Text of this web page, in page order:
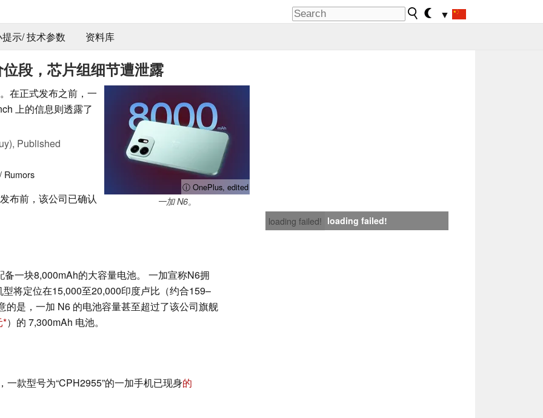
▼
示/ 技术参数
资料库
段，芯片组细节遭泄露
ⓘ OnePlus, edited
一加 N6。
在正式发布之前，一
上的信息则透露了
Published
Rumors
loading failed! loading failed!
布前，该公司已确认
一块8,000mAh的大容量电池。 一加宣称N6拥
将定位在15,000至20,000印度卢比（约合159–
的是，一加 N6 的电池容量甚至超过了该公司旗舰
）的 7,300mAh 电池。
款型号为“CPH2955”的一加手机已现身的